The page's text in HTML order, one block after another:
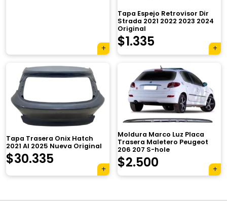
Tapa Espejo Retrovisor Dir
Strada 2021 2022 2023 2024
Original
$1.335
Tapa Trasera Onix Hatch
2021 Al 2025 Nueva Original
$30.335
Moldura Marco Luz Placa
Trasera Maletero Peugeot
206 207 S-hole
$2.500
Navegación
×
Tu carrito está vacío.
automáticamente.